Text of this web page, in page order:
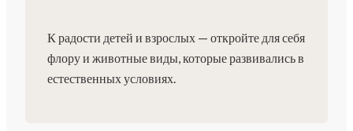
К радости детей и взрослых — откройте для себя
флору и животные виды, которые развивались в
естественных условиях.